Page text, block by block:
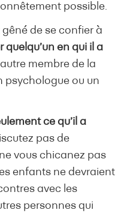
possible.
de se confier à
quelqu’un en qui il a
membre de la
psychologue ou un
ce qu’il a
pas de
vous chicanez pas
enfants ne devraient
avec les
personnes qui